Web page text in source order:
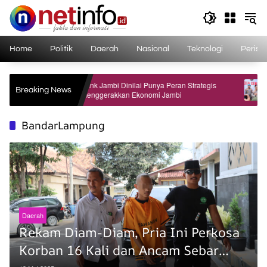
Langsung
konten
Home Politik Daerah Nasional Teknologi
Breaking NewsBank Jambi Dinilai Punya Peran Strategis
Menggerakkan Ekonomi Jambi
Dua
Polri
BandarLampung
Daerah
Rekam Diam-Diam, Pria Ini Perkosa
Korban 16 Kali dan Ancam Sebar